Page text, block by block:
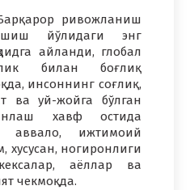
ривожланиш
йўлидаги энг
айланди, глобал
билан боғлиқ
инсоннинг соғлиқ,
ва уй-жойга бўлган
хавф остида
аввало, ижтимоий
хусусан, ногиронлиги
аёллар ва
чекмоқда.